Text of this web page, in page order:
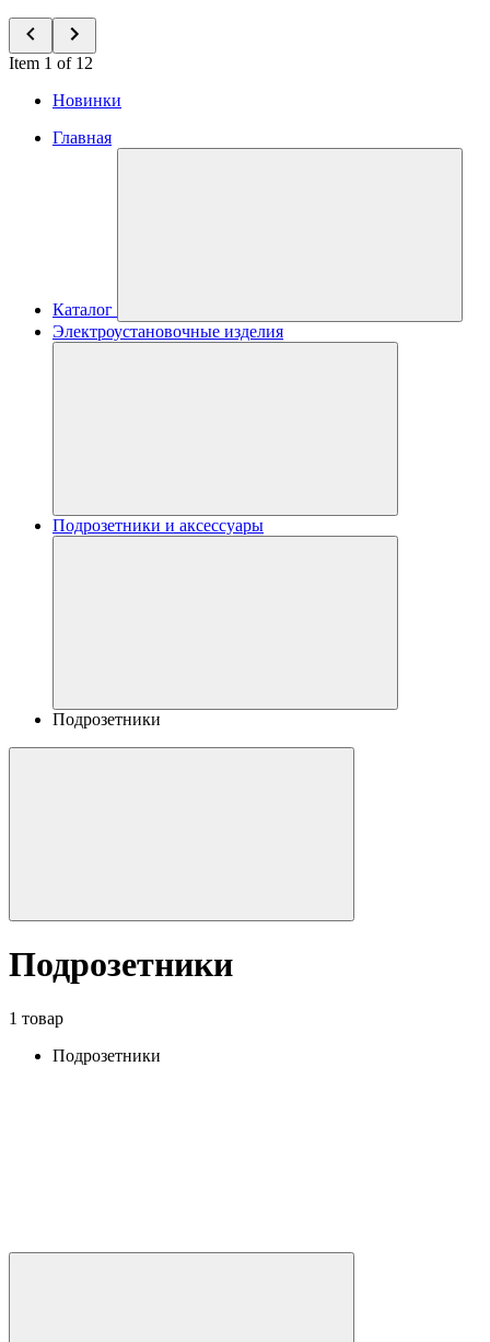
Item 1 of 12
Новинки
Главная
Каталог
Электроустановочные изделия
Подрозетники и аксессуары
Подрозетники
Подрозетники
1 товар
Подрозетники